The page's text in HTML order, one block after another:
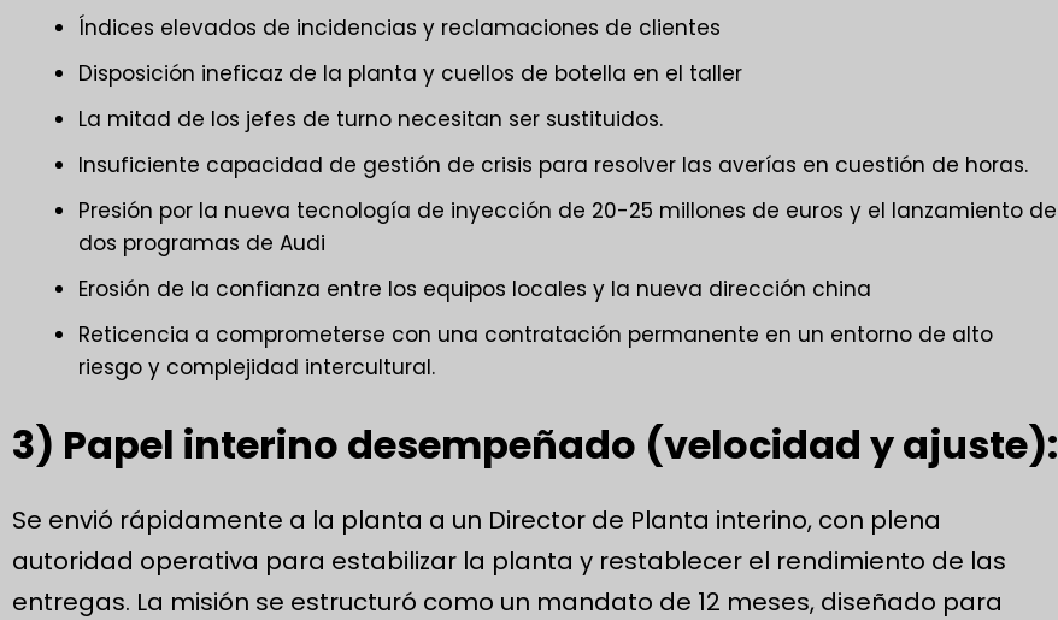
Índices elevados de incidencias y reclamaciones de clientes
Disposición ineficaz de la planta y cuellos de botella en el taller
La mitad de los jefes de turno necesitan ser sustituidos.
Insuficiente capacidad de gestión de crisis para resolver las averías en cuestión de horas.
Presión por la nueva tecnología de inyección de 20-25 millones de euros y el lanzamiento de
dos programas de Audi
Erosión de la confianza entre los equipos locales y la nueva dirección china
Reticencia a comprometerse con una contratación permanente en un entorno de alto
riesgo y complejidad intercultural.
3) Papel interino desempeñado (velocidad y ajuste):
Se envió rápidamente a la planta a un Director de Planta interino, con plena
autoridad operativa para estabilizar la planta y restablecer el rendimiento de las
entregas. La misión se estructuró como un mandato de 12 meses, diseñado para